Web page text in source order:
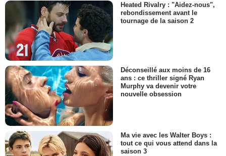
Heated Rivalry : "Aidez-nous",
rebondissement avant le
tournage de la saison 2
Déconseillé aux moins de 16
ans : ce thriller signé Ryan
Murphy va devenir votre
nouvelle obsession
Ma vie avec les Walter Boys :
tout ce qui vous attend dans la
saison 3